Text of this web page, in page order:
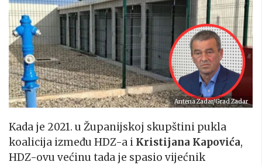
Antena Zadar/Grad Zadar
Kada je 2021. u Županijskoj skupštini pukla
koalicija između HDZ-a i Kristijana Kapovića,
HDZ-ovu većinu tada je spasio vijećnik